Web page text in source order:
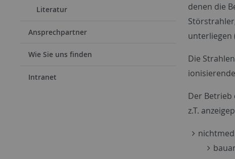
Literatur
Ansprechpartner
Wie Sie uns finden
Intranet
denen die
unterliegen
Die
Der
z.T.